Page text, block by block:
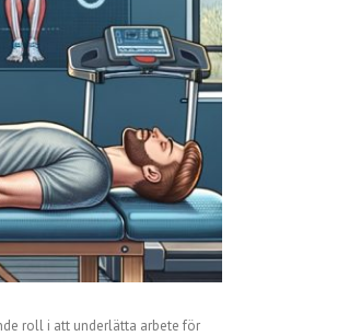
roll i att underlätta arbete för